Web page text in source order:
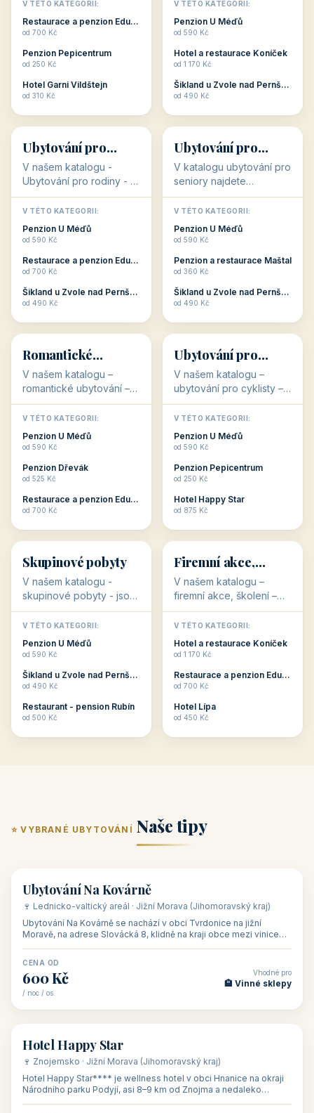
dovolenou přímo
souvisejí. Aktivní
odpočinek jso...
V TÉTO KATEGORII:
Restaurace a penzion Eduard
od 700 Kč
Penzion Pepicentrum
od 250 Kč
Hotel Garni Vildštejn
od 310 Kč
cenově dostupné
ubytování v ČR. Budete
c...
V TÉTO KATEGORII:
Penzion U Méďů
od 590 Kč
Hotel a restaurace Koníček
od 1 170 Kč
Šikland u Zvole nad Pernštejnem
od 490 Kč
👨‍👩‍👧‍👦
👨‍👩‍👧‍👦
34 objektů
Ubytování pro
rodiny
V našem katalogu -
Ubytování pro rodiny -
jsou pro Vás připraveny
objekty, které svojí
polohou či vybaveností,
nabízí klidné ubytování
V TÉTO KATEGORII:
Penzion U Méďů
od 590 Kč
Restaurace a penzion Eduard
od 700 Kč
Šikland u Zvole nad Pernštejnem
od 490 Kč
🧓
🧓
33 objektů
Ubytování pro
seniory
V katalogu ubytování pro
seniory najdete
penziony a hotely, které
jsou přizpůsobeny pro
ubytování klientů vyššího
věku. Některé z nich
V TÉTO KATEGORII:
Penzion U Méďů
od 590 Kč
Penzion a restaurace Maštal
od 360 Kč
Šikland u Zvole nad Pernštejnem
od 490 Kč
💕
💕
Romantické
ubytování
V našem katalogu –
romantické ubytování –
jsou pro Vás připraveny
objekty, které svojí
stavbou, polohou anebo
zaměřením nabízí
Romantické ...
V TÉTO KATEGORII:
Penzion U Méďů
od 590 Kč
Penzion Dřevák
od 525 Kč
Restaurace a penzion Eduard
od 700 Kč
🚴
🚴
32 objektů
Ubytování pro
cyklisty
V našem katalogu –
ubytování pro cyklisty –
jsou pro Vás připraveny
objekty, které jsou na
milovníky cykloturistiky
připraveny. Většinou mají
V TÉTO KATEGORII:
Penzion U Méďů
od 590 Kč
Penzion Pepicentrum
od 250 Kč
Hotel Happy Star
od 875 Kč
👥
👥
32 objektů
Skupinové pobyty
V našem katalogu -
skupinové pobyty - jsou
pro Vás připraveny
objekty, které nabízí
ubytování skupin v
penzionech, hotelích a
Budete překva...
V TÉTO KATEGORII:
Penzion U Méďů
od 590 Kč
Šikland u Zvole nad Pernštejnem
od 490 Kč
Restaurant - pension Rubín
od 500 Kč
💼
💼
31 objektů
Firemní akce,
školení
V našem katalogu –
firemní akce, školení –
jsou pro Vás připraveny
objekty, které mají
zkušenosti pořádat i
menší firemní akce a
ob...
V TÉTO KATEGORII:
Hotel a restaurace Koníček
od 1 170 Kč
Restaurace a penzion Eduard
od 700 Kč
Hotel Lípa
od 450 Kč
⭐ VYBRANÉ UBYTOVÁNÍ Naše tipy
🏡 penzion
Ubytování Na Kovárně
🍷 Lednicko-valtický areál · Jižní Morava (Jihomoravský kraj)
Ubytování Na Kovárně se nachází v obci Tvrdonice na jižní
Moravě, na adrese Slovácká 8, klidně na kraji obce mezi vinicemi,
CENA OD
600 Kč
/ noc / os.
Vhodné pro
🏨 Vinné sklepy
🏨 hotel
Hotel Happy Star
🍷 Znojemsko · Jižní Morava (Jihomoravský kraj)
Hotel Happy Star**** je wellness hotel v obci Hnanice na okraji
Národního parku Podyjí, asi 8–9 km od Znojma a nedaleko